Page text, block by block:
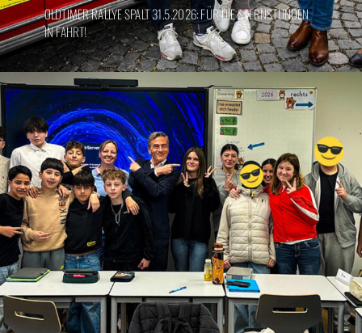
OLDTIMER RALLYE SPALT 31.5.2026: FÜR DIE STERNSTUNDEN
IN FAHRT!